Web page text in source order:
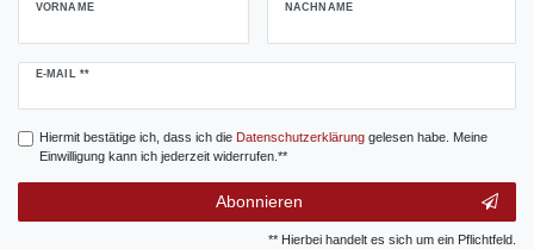
VORNAME NACHNAME
E-MAIL **
Newsletter
Hiermit bestätige ich, dass ich die Daten­schutz­erklärunggelesen habe. Meine
Einwilligung kann ich jederzeit widerrufen.**
Abonnieren
** Hierbei handelt es sich um ein Pflichtfeld.